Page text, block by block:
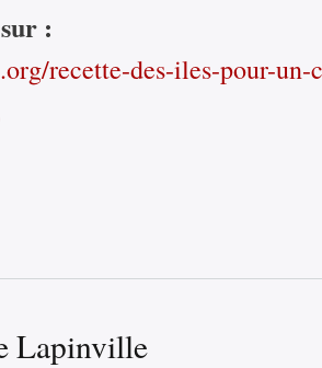
:
recette-des-iles-pour-un-
Lapinville